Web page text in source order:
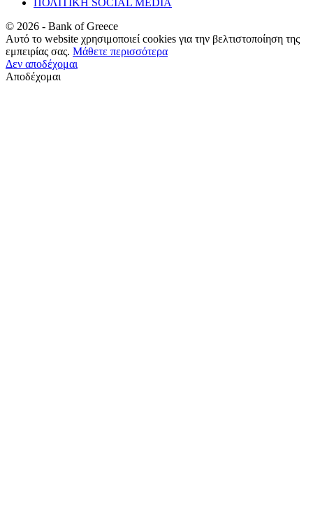
© 2026 - Bank of Greece
Αυτό το website χρησιμοποιεί cookies για την βελτιστοποίηση της
εμπειρίας σας. Μάθετε περισσότερα
Δεν αποδέχομαι
Αποδέχομαι